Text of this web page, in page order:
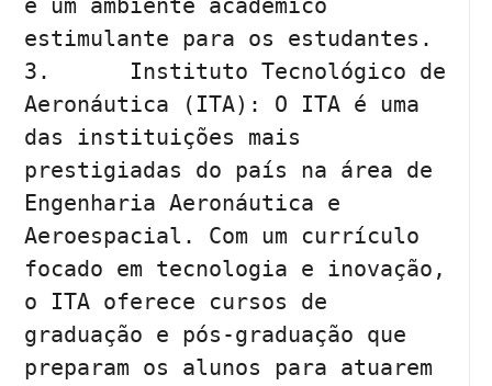
e um ambiente acadêmico
estimulante para os estudantes.
3.	Instituto Tecnológico de
Aeronáutica (ITA): O ITA é uma
das instituições mais
prestigiadas do país na área de
Engenharia Aeronáutica e
Aeroespacial. Com um currículo
focado em tecnologia e inovação,
o ITA oferece cursos de
graduação e pós-graduação que
preparam os alunos para atuarem